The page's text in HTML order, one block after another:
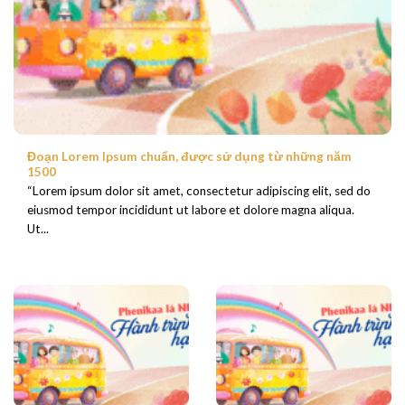
Đoạn Lorem Ipsum chuẩn, được sử dụng từ những năm
1500
“Lorem ipsum dolor sit amet, consectetur adipiscing elit, sed do
eiusmod tempor incididunt ut labore et dolore magna aliqua.
Ut...